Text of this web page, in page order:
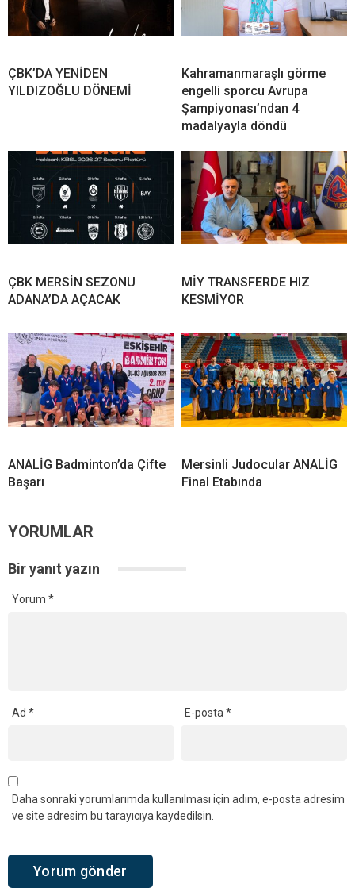
ÇBK’DA YENİDEN
YILDIZOĞLU DÖNEMİ
Kahramanmaraşlı görme
engelli sporcu Avrupa
Şampiyonası’ndan 4
madalyayla döndü
ÇBK MERSİN SEZONU
ADANA’DA AÇACAK
MİY TRANSFERDE HIZ
KESMİYOR
ANALİG Badminton’da Çifte
Başarı
Mersinli Judocular ANALİG
Final Etabında
YORUMLAR
Bir yanıt yazın
Yorum *
Ad * E-posta*
Daha sonraki yorumlarımda kullanılması için adım, e-posta adresim
ve site adresim bu tarayıcıya kaydedilsin.